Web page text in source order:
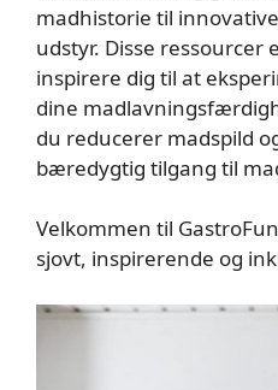
madhistorie til
udstyr. Disse ressourcer
inspirere dig til at
dine
du reducerer madspild
bæredygtig tilgang til
Velkommen til
sjovt, inspirerende og